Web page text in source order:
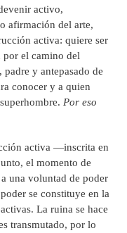
activo,
afirmación del arte,
activa: quiere ser
por el camino del
y antepasado de
conocer y a quien
Por eso
activa —inscrita en
el momento de
una voluntad de poder
se constituye en la
La ruina se hace
transmutado, por lo